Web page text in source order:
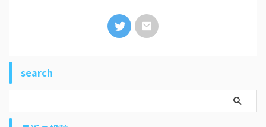
search